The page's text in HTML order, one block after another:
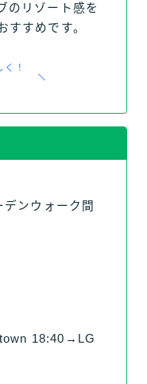
のリゾート感を
すすめです。
！
ンウォーク間
18:40→LG